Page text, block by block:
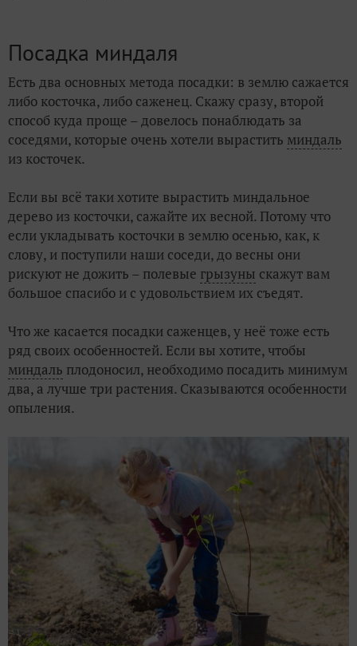
Посадка миндаля
Есть два основных метода посадки: в землю сажается
либо косточка, либо саженец. Скажу сразу, второй
способ куда проще – довелось понаблюдать за
соседями, которые очень хотели вырастить миндаль
из косточек.
Если вы всё таки хотите вырастить миндальное
дерево из косточки, сажайте их весной. Потому что
если укладывать косточки в землю осенью, как, к
слову, и поступили наши соседи, до весны они
рискуют не дожить – полевые грызуны скажут вам
большое спасибо и с удовольствием их съедят.
Что же касается посадки саженцев, у неё тоже есть
ряд своих особенностей. Если вы хотите, чтобы
миндаль плодоносил, необходимо посадить минимум
два, а лучше три растения. Сказываются особенности
опыления.